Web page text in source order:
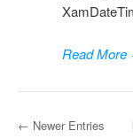
Read More
← Newer Entries